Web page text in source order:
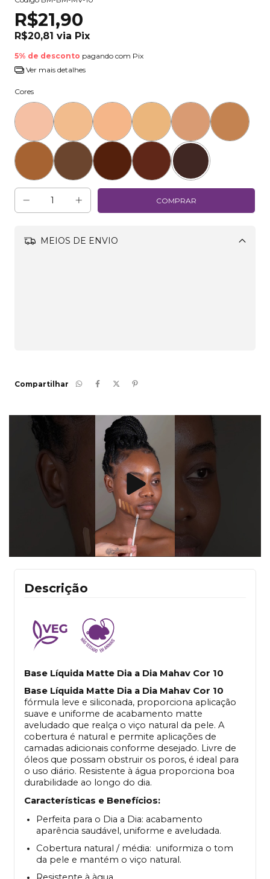
R$21,90
R$20,81 via Pix
5% de desconto pagando com Pix
Ver mais detalhes
Cores
MEIOS DE ENVIO
Compartilhar
Descrição
Base Líquida Matte Dia a Dia Mahav Cor 10
Base Líquida Matte Dia a Dia Mahav Cor 10
fórmula leve e siliconada, proporciona aplicação
suave e uniforme de acabamento matte
aveludado que realça o viço natural da pele. A
cobertura é natural e permite aplicações de
camadas adicionais conforme desejado. Livre de
óleos que possam obstruir os poros, é ideal para
o uso diário. Resistente à água proporciona boa
durabilidade ao longo do dia.
Características e Benefícios:
Perfeita para o Dia a Dia: acabamento
aparência saudável, uniforme e aveludada.
Cobertura natural / média: uniformiza o tom
da pele e mantém o viço natural.